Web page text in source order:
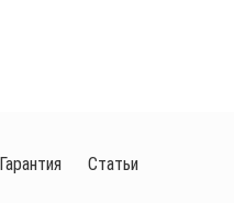
Гарантия Статьи